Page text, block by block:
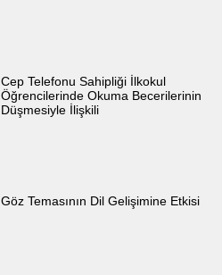
Cep Telefonu Sahipliği İlkokul
Öğrencilerinde Okuma Becerilerinin
Düşmesiyle İlişkili
Göz Temasının Dil Gelişimine Etkisi